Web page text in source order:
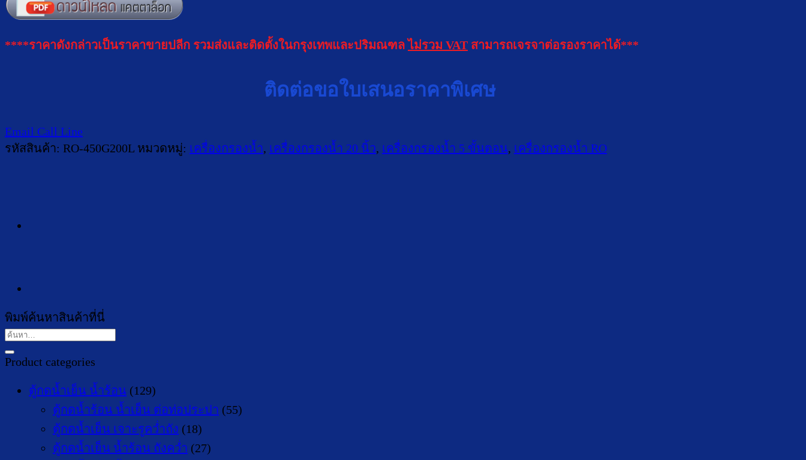
****ราคาดังกล่าวเป็นราคาขายปลีก รวมส่งและติดตั้งในกรุงเทพและปริมณฑลไม่รวม VAT สามารถเจรจาต่อรองราคาได้***
ติดต่อขอใบเสนอราคาพิเศษ
Email Call Line
รหัสสินค้า: RO-450G200L หมวดหมู่: เครื่องกรองน้ำ, เครื่องกรองน้ำ 20 นิ้ว, เครื่องกรองน้ำ 5 ขั้นตอน, เครื่องกรองน้ำ RO
พิมพ์ค้นหาสินค้าที่นี่
ค้นหา:
Product categories
ตู้กดน้ำเย็น น้ำร้อน (129)
ตู้กดน้ำร้อน น้ำเย็น ต่อท่อประปา (55)
ตู้กดน้ำเย็น เจาะรูคว่ำถัง (18)
ตู้กดน้ำเย็น น้ำร้อน ถังคว่ำ (27)